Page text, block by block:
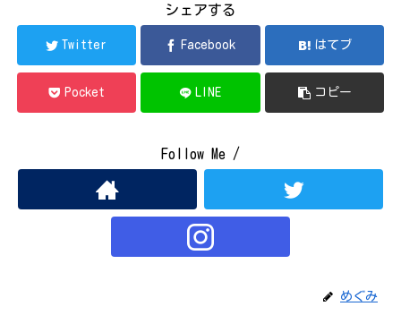
シェアする
Twitter Facebook はてブ
Pocket LINE コピー
Follow Me /
めぐみ